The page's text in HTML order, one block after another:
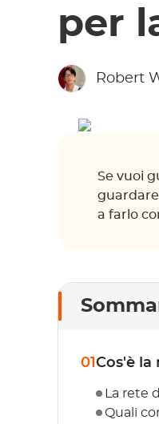
per
Robert
Se vuoi
a farlo
01 Cos'è
La rete
Quali